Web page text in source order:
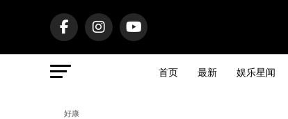
首页 最新 娱乐星闻
好康